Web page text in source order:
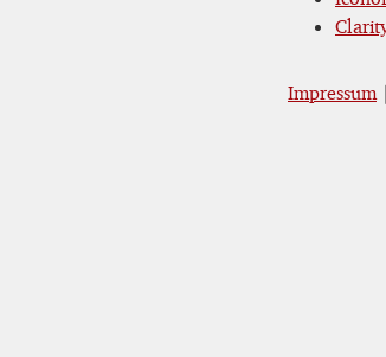
Impressum|